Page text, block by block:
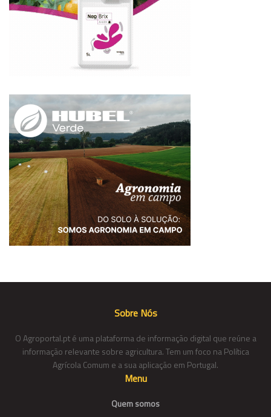
Sobre Nós
O Agroportal.pt é uma plataforma de informação digital que reúne a
informação relevante sobre agricultura. Tem um foco na Política
Agrícola Comum e a sua aplicação em Portugal.
Menu
Quem somos